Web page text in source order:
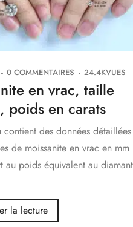
0 COMMENTAIRES 24.4KVUES
en vrac, taille
poids en carats
contient des données détaillées
de moissanite en vrac en mm
au poids équivalent au diamant
la lecture